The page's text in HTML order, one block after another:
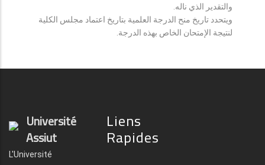
والتقدير الذي ناله.
ويتحدد تاريخ منح الدرجة العلمية بتاريخ اعتماد مجلس الكلية
لنتيجة الإمتحان الخاص بهذه الدرجة.
Université
Assiut
L'Université
Liens
Rapides